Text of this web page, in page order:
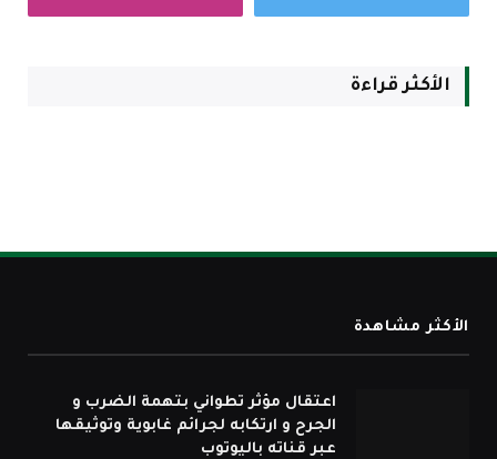
الأكثر قراءة
الأكثر مشاهدة
اعتقال مؤثر تطواني بتهمة الضرب و
الجرح و ارتكابه لجرائم غابوية وتوثيقها
عبر قناته باليوتوب